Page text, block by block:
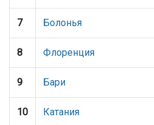
7 Болонья
8 Флоренция
9 Бари
10 Катания